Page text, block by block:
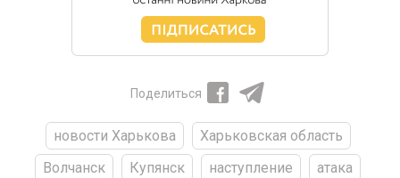
Поделиться
новости Харькова
Харьковская область
Волчанск
Купянск наступление
атака